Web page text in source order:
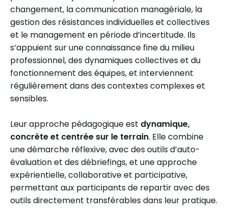
changement, la communication managériale, la
gestion des résistances individuelles et collectives
et le management en période d’incertitude. Ils
s’appuient sur une connaissance fine du milieu
professionnel, des dynamiques collectives et du
fonctionnement des équipes, et interviennent
régulièrement dans des contextes complexes et
sensibles.
Leur approche pédagogique est dynamique,
concrète et centrée sur le terrain. Elle combine
une démarche réflexive, avec des outils d’auto-
évaluation et des débriefings, et une approche
expérientielle, collaborative et participative,
permettant aux participants de repartir avec des
outils directement transférables dans leur pratique.